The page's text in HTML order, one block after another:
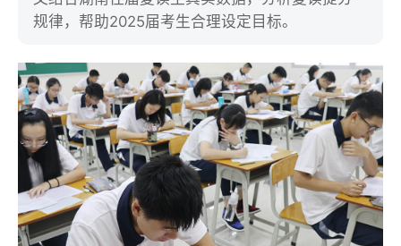
规律，帮助2025届考生合理设定目标。